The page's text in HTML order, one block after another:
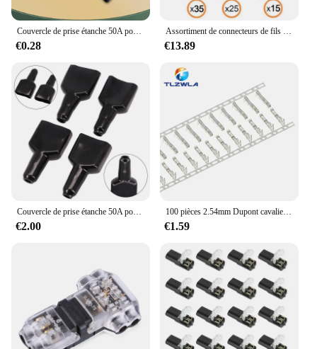
Couvercle de prise étanche 50A pour connecteur de prise Anderson, 4 pièces, gaine de câble anti-poussière, connecteurs de câble noirs
€0.28
Assortiment de connecteurs de fils à levier, 75 pièces, Kit de connecteurs d'épissure compacts pour fils électriques, 2 ports, 3 ports, 5 ports
€13.89
€2.00
100 pièces 2.54mm Dupont cavalier fil boîtier de câble femelle broche connecteur Terminal
€1.59